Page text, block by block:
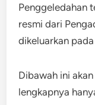
Penggeledahan
resmi dari
dikeluarkan
Dibawah ini
lengkapnya